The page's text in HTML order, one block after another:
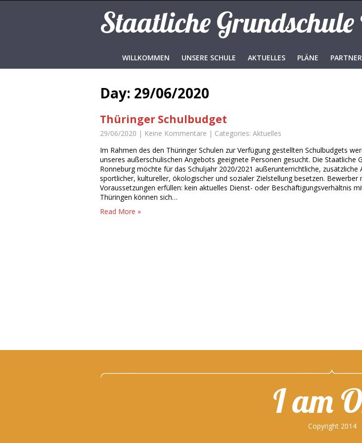
Staatliche
WILLKOMMEN UNSERE SCHULE AKTUELLES PLÄNE PARTNER
Day: 29/06/2020
Thüringer Schulbudget
29/06/2020 | Keine Kommentare | Categories: Aktuelles
Im Rahmen des den Thüringer Schulen zur Verfügung gestellten Schulbudgets
unseres außerschulischen Angebots geeignete Personen gesucht. Die Staatliche
Ronneburg möchte für das Schuljahr 2020/2021 außerunterrichtliche, zusätzliche
sportlicher, kultureller, ökologischer und sozialer Zielstellung besetzen. Bewerber
Voraussetzungen erfüllen: kein aktuelles Dienst- oder Beschäftigungsverhältnis
Thüringen können sich…
Read More »
I am
Copyright 2014